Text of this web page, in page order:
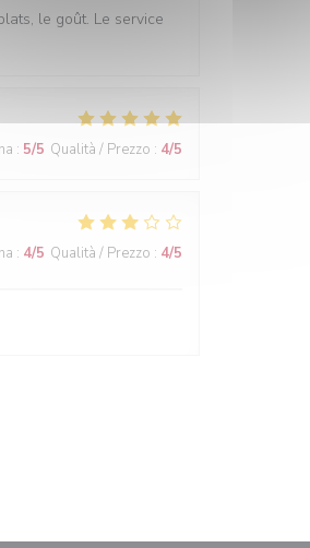
le goût. Le service
: 5/5 Qualità / Prezzo : 4/5
: 4/5 Qualità / Prezzo : 4/5